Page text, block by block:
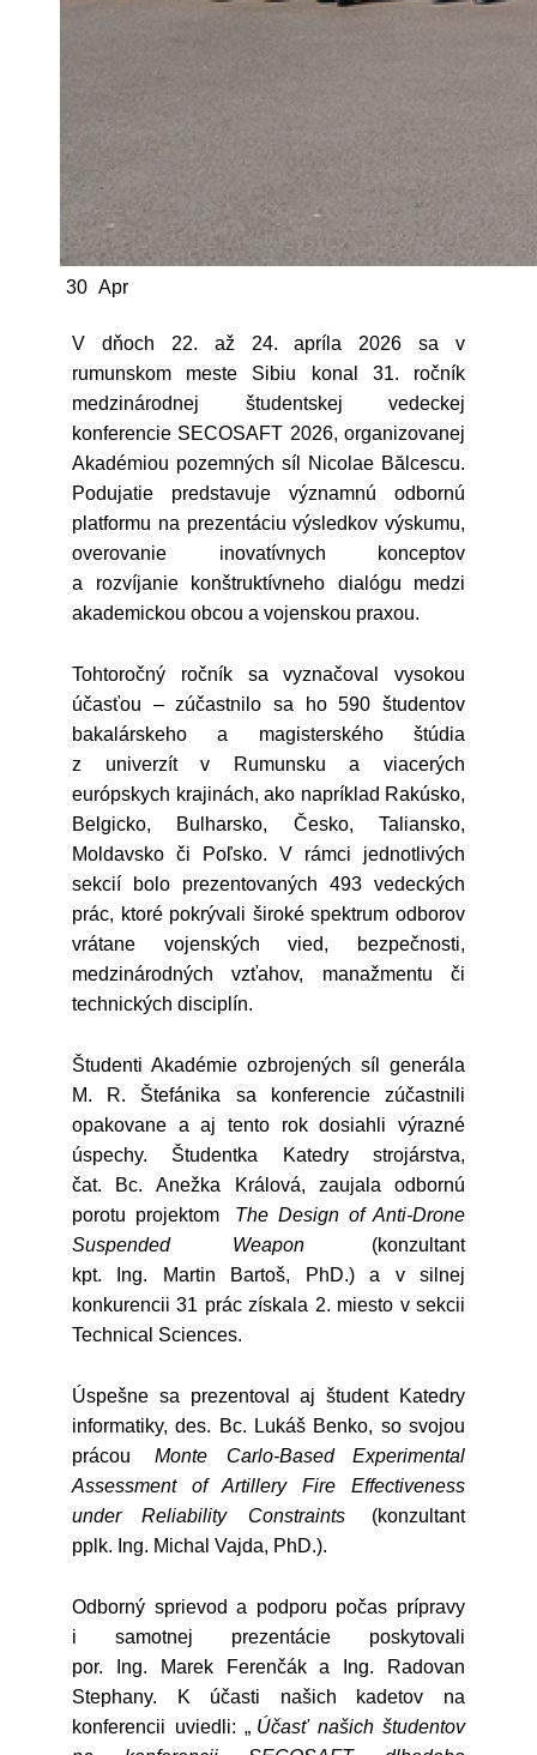
30 Apr
V dňoch 22. až 24. apríla 2026 sa v
rumunskom meste Sibiu konal 31. ročník
medzinárodnej študentskej vedeckej
konferencie SECOSAFT 2026, organizovanej
Akadémiou pozemných síl Nicolae Bălcescu.
Podujatie predstavuje významnú odbornú
platformu na prezentáciu výsledkov výskumu,
overovanie inovatívnych konceptov
a rozvíjanie konštruktívneho dialógu medzi
akademickou obcou a vojenskou praxou.
Tohtoročný ročník sa vyznačoval vysokou
účasťou – zúčastnilo sa ho 590 študentov
bakalárskeho a magisterského štúdia
z univerzít v Rumunsku a viacerých
európskych krajinách, ako napríklad Rakúsko,
Belgicko, Bulharsko, Česko, Taliansko,
Moldavsko či Poľsko. V rámci jednotlivých
sekcií bolo prezentovaných 493 vedeckých
prác, ktoré pokrývali široké spektrum odborov
vrátane vojenských vied, bezpečnosti,
medzinárodných vzťahov, manažmentu či
technických disciplín.
Študenti Akadémie ozbrojených síl generála
M. R. Štefánika sa konferencie zúčastnili
opakovane a aj tento rok dosiahli výrazné
úspechy. Študentka Katedry strojárstva,
čat. Bc. Anežka Králová, zaujala odbornú
porotu projektom
The Design of Anti-Drone
Suspended Weapon
(konzultant
kpt. Ing. Martin Bartoš, PhD.) a v silnej
konkurencii 31 prác získala 2. miesto v sekcii
Technical Sciences.
Úspešne sa prezentoval aj študent Katedry
informatiky, des. Bc. Lukáš Benko, so svojou
prácou
Monte Carlo-Based Experimental
Assessment of Artillery Fire Effectiveness
under Reliability Constraints
(konzultant
pplk. Ing. Michal Vajda, PhD.).
Odborný sprievod a podporu počas prípravy
i samotnej prezentácie poskytovali
por. Ing. Marek Ferenčák a Ing. Radovan
Stephany. K účasti našich kadetov na
konferencii uviedli: „ Účasť našich študentov